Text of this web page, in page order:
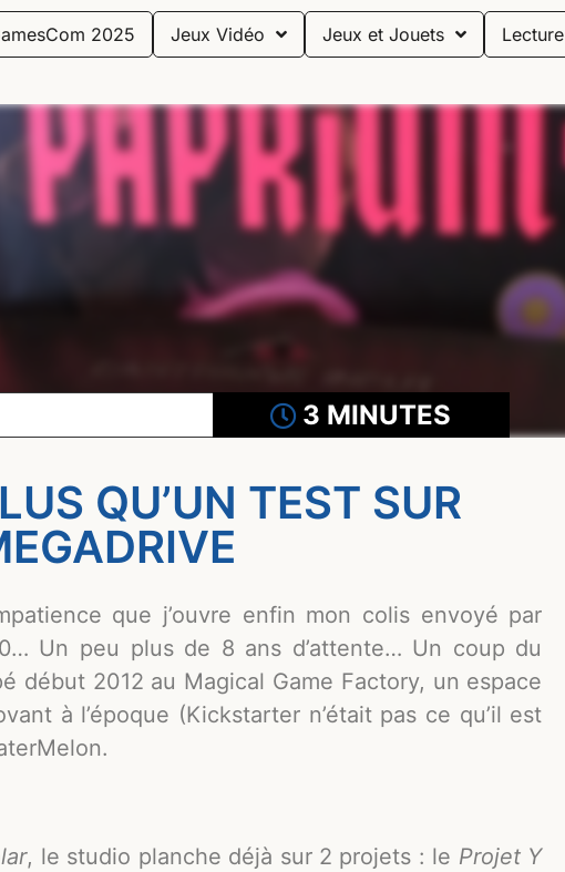
2025 Jeux Vidéo Jeux et Jouets Lecture
3 MINUTES
QU’UN TEST SUR
que j’ouvre enfin mon colis envoyé par
Un peu plus de 8 ans d’attente… Un coup du
début 2012 au Magical Game Factory, un espace
à l’époque (Kickstarter n’était pas ce qu’il est
, le studio planche déjà sur 2 projets : le Projet Y